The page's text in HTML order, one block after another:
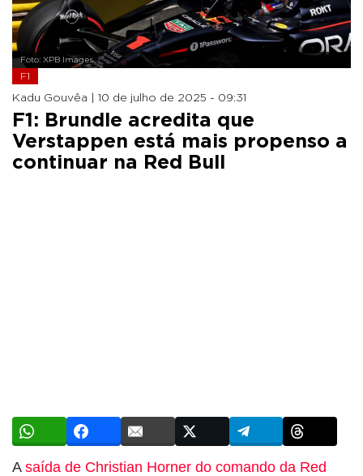
Foto: XPB Images
F1
Kadu Gouvêa | 10 de julho de 2025 - 09:31
F1: Brundle acredita que
Verstappen está mais propenso a
continuar na Red Bull
A saída de Christian Horner do comando da Red